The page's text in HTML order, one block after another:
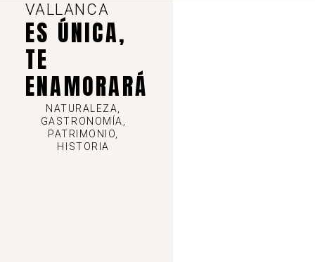
Castielfabib
17,2 km - 4:32 h - lineal- CANCELADA TEMPORALMENTE
VALLANCA
ES ÚNICA,
TE
ENAMORARÁ
NATURALEZA,
GASTRONOMÍA,
PATRIMONIO,
HISTORIA